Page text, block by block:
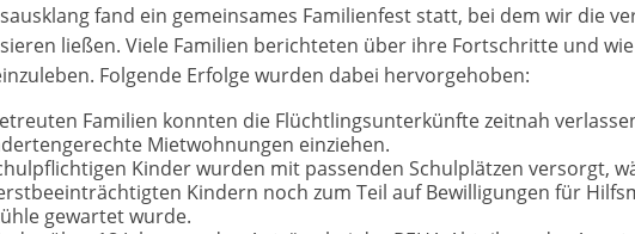
fand ein gemeinsames Familienfest statt, bei dem wir die
ließen. Viele Familien berichteten über ihre Fortschritte und
Folgende Erfolge wurden dabei hervorgehoben:
Familien konnten die Flüchtlingsunterkünfte zeitnah
Mietwohnungen einziehen.
Kinder wurden mit passenden Schulplätzen versorgt,
Kindern noch zum Teil auf Bewilligungen für
gewartet wurde.